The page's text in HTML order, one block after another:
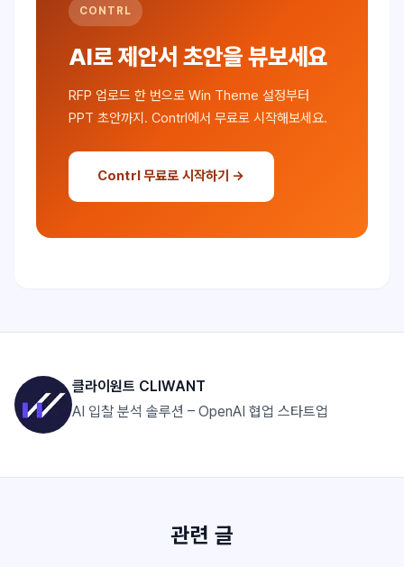
CONTRL
AI로 제안서 초안을 뷰보세요
RFP 업로드 한 번으로 Win Theme 설정부터
PPT 초안까지. Contrl에서 무료로 시작해보세요.
Contrl 무료로 시작하기 →
클라이원트 CLIWANT
AI 입찰 분석 솔루션 – OpenAI 협업 스타트업
관련 글